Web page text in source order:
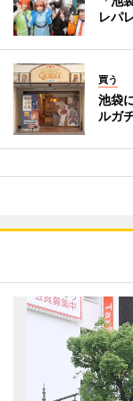
レパ
買う
池袋
ルガ